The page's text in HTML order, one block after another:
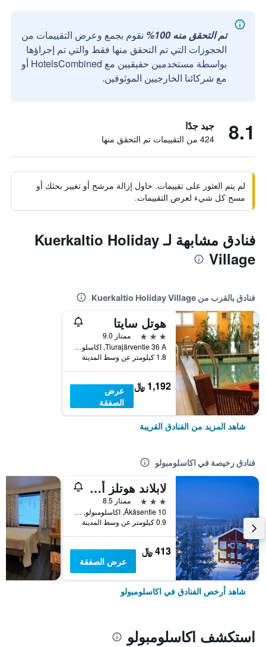
تم التحقق منه 100%
نقوم بجمع وعرض التقييمات من
الحجوزات التي تم التحقق منها فقط والتي تم إجراؤها
بواسطة مستخدمين حقيقيين مع HotelsCombined أو
مع شركائنا الخارجيين الموثوقين.
8.1 جيد جدًا
424 من التقييمات تم التحقق منها
لم يتم العثور على تقييمات. حاول إزالة مرشح أو تغيير بحثك أو
مسح كل شيء لعرض التقييمات.
فنادق مشابهة لـ Kuerkaltio Holiday
Village
فنادق بالقرب من Kuerkaltio Holiday Village
هوتل سايتا
3 نجوم
ممتاز 9.0
Tiurajärventie 36 A, اكاسلومبولو, مقاطعة لابي, فنلندا
1.8 كيلومتر عن وسط المدينة
1,192 ﷼
عرض
الصفقة
شاهد المزيد من الفنادق القريبة
فنادق رخيصة في اكاسلومبولو
لابلاند هوتلز أكاشوتلي
3 نجوم
ممتاز 8.5
Äkäsentie 10, اكاسلومبولو, مقاطعة لابي, فنلندا
0.9 كيلومتر عن وسط المدينة
413 ﷼
عرض الصفقة
شاهد أرخص الفنادق في اكاسلومبولو
استكشف اكاسلومبولو